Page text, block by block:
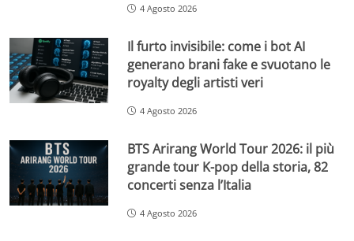
4 Agosto 2026
Il furto invisibile: come i bot AI
generano brani fake e svuotano le
royalty degli artisti veri
4 Agosto 2026
BTS Arirang World Tour 2026: il più
grande tour K-pop della storia, 82
concerti senza l’Italia
4 Agosto 2026